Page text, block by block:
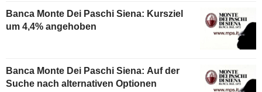
Banca Monte Dei Paschi Siena: Kursziel
um 4,4% angehoben
Banca Monte Dei Paschi Siena: Auf der
Suche nach alternativen Optionen